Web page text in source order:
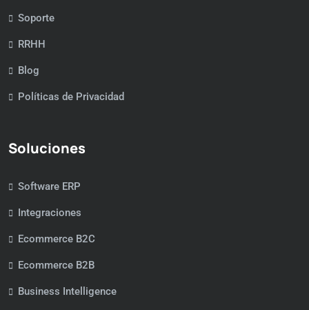
Soporte
RRHH
Blog
Políticas de Privacidad
Soluciones
Software ERP
Integraciones
Ecommerce B2C
Ecommerce B2B
Business Intelligence